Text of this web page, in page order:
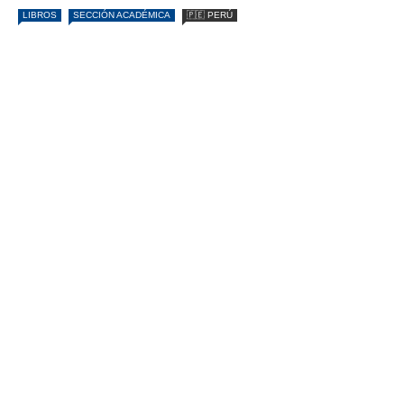
LIBROS SECCIÓN ACADÉMICA 🇵🇪 PERÚ